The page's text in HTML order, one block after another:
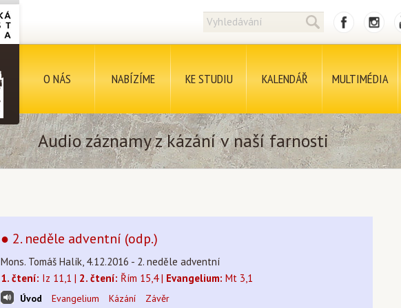
O NÁS NABÍZÍME KE STUDIU KALENDÁŘ MULTIMÉDIA
Audio záznamy z kázání v naší farnosti
● 2. neděle adventní (odp.)
Mons. Tomáš Halík, 4.12.2016 - 2. neděle adventní
1. čtení: Iz 11,1 | 2. čtení: Řím 15,4 | Evangelium: Mt 3,1
Úvod Evangelium Kázání Závěr